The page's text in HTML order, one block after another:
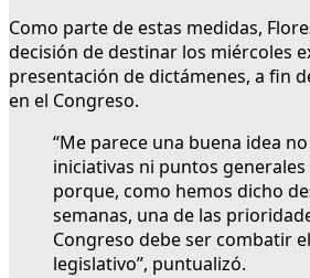
Como parte de estas medidas,
decisión de destinar los miércoles
presentación de dictámenes, a fin
en el Congreso.
“Me parece una buena idea
iniciativas ni puntos
porque, como hemos dicho
semanas, una de las
Congreso debe ser combatir
legislativo”, puntualizó.